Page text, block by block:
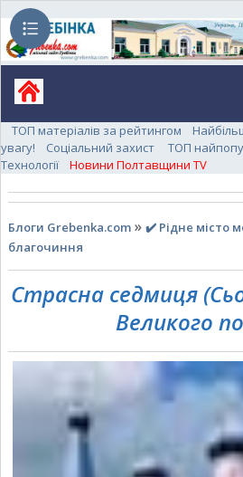
ТОП матеріалів за рейтингом
увагу!
Соціальний захист ТОП
Технології
Новини Полтавщини TV
Блоги Grebenka.com » ✔️ Рідне місто
благочиння
Страсна седмиця
Великого